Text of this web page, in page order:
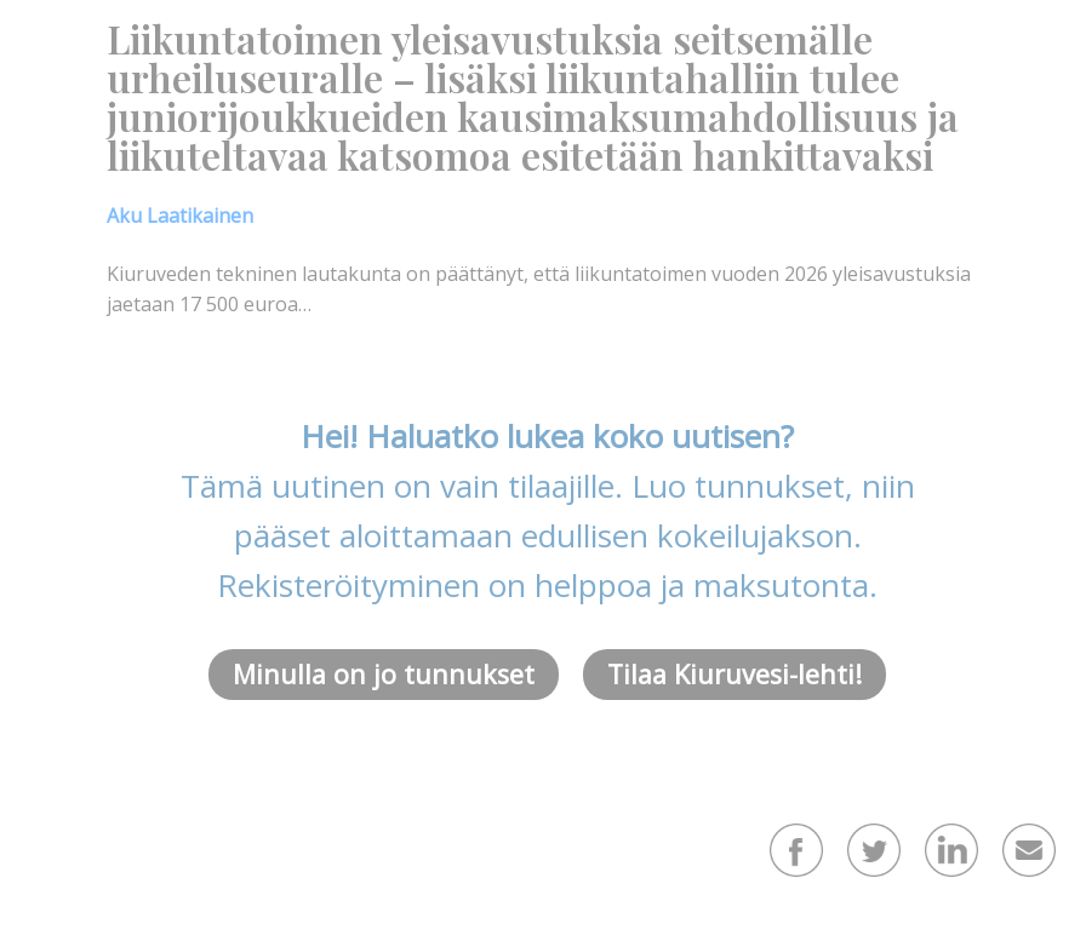
Liikuntatoimen yleisavustuksia seitsemälle
urheiluseuralle – lisäksi liikuntahalliin tulee
juniorijoukkueiden kausimaksumahdollisuus ja
liikuteltavaa katsomoa esitetään hankittavaksi
Aku Laatikainen
Kiuruveden tekninen lautakunta on päättänyt, että liikuntatoimen vuoden 2026 yleisavustuksia
jaetaan 17 500 euroa…
Hei! Haluatko lukea koko uutisen?
Tämä uutinen on vain tilaajille. Luo tunnukset, niin
pääset aloittamaan edullisen kokeilujakson.
Rekisteröityminen on helppoa ja maksutonta.
Minulla on jo tunnukset Tilaa Kiuruvesi-lehti!